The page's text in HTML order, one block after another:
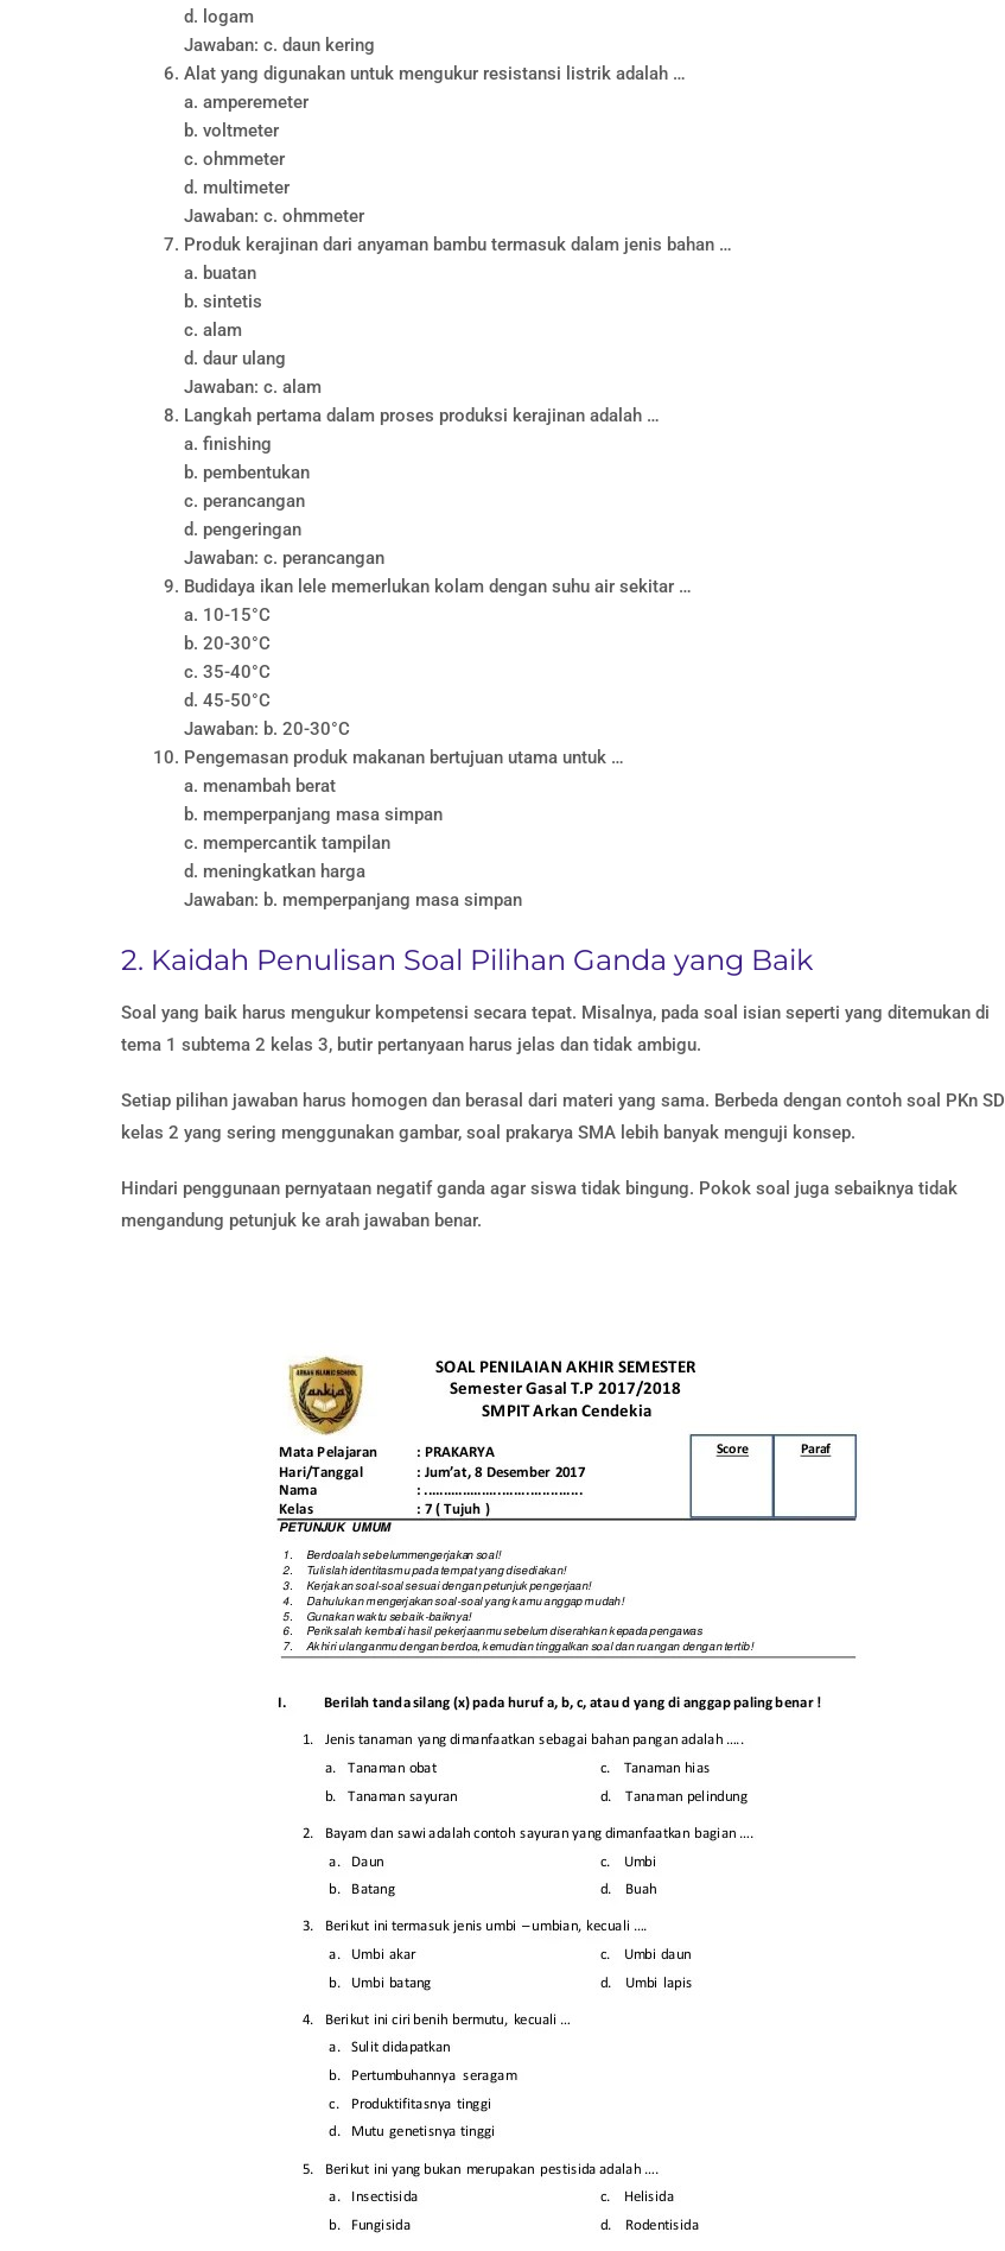
d. logam
Jawaban: c. daun kering
Alat yang digunakan untuk mengukur resistansi listrik adalah …
a. amperemeter
b. voltmeter
c. ohmmeter
d. multimeter
Jawaban: c. ohmmeter
Produk kerajinan dari anyaman bambu termasuk dalam jenis bahan …
a. buatan
b. sintetis
c. alam
d. daur ulang
Jawaban: c. alam
Langkah pertama dalam proses produksi kerajinan adalah …
a. finishing
b. pembentukan
c. perancangan
d. pengeringan
Jawaban: c. perancangan
Budidaya ikan lele memerlukan kolam dengan suhu air sekitar …
a. 10-15°C
b. 20-30°C
c. 35-40°C
d. 45-50°C
Jawaban: b. 20-30°C
Pengemasan produk makanan bertujuan utama untuk …
a. menambah berat
b. memperpanjang masa simpan
c. mempercantik tampilan
d. meningkatkan harga
Jawaban: b. memperpanjang masa simpan
2. Kaidah Penulisan Soal Pilihan Ganda yang Baik
Soal yang baik harus mengukur kompetensi secara tepat. Misalnya, pada soal isian seperti yang ditemukan di
tema 1 subtema 2 kelas 3, butir pertanyaan harus jelas dan tidak ambigu.
Setiap pilihan jawaban harus homogen dan berasal dari materi yang sama. Berbeda dengan contoh soal PKn SD
kelas 2 yang sering menggunakan gambar, soal prakarya SMA lebih banyak menguji konsep.
Hindari penggunaan pernyataan negatif ganda agar siswa tidak bingung. Pokok soal juga sebaiknya tidak
mengandung petunjuk ke arah jawaban benar.